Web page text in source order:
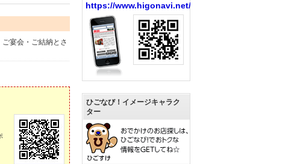
宴会・ご結納とさ
https://www.higonavi.net/
ひごなび！イメージキャラク
ター